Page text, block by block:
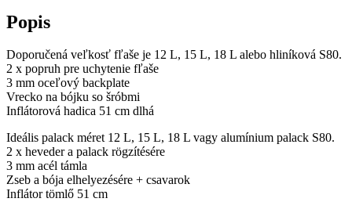
Popis
Doporučená veľkosť fľaše je 12 L, 15 L, 18 L alebo hliníková S80.
2 x popruh pre uchytenie fľaše
3 mm oceľový backplate
Vrecko na bójku so šróbmi
Inflátorová hadica 51 cm dlhá
Ideális palack méret 12 L, 15 L, 18 L vagy alumínium palack S80.
2 x heveder a palack rögzítésére
3 mm acél támla
Zseb a bója elhelyezésére + csavarok
Inflátor tömlő 51 cm